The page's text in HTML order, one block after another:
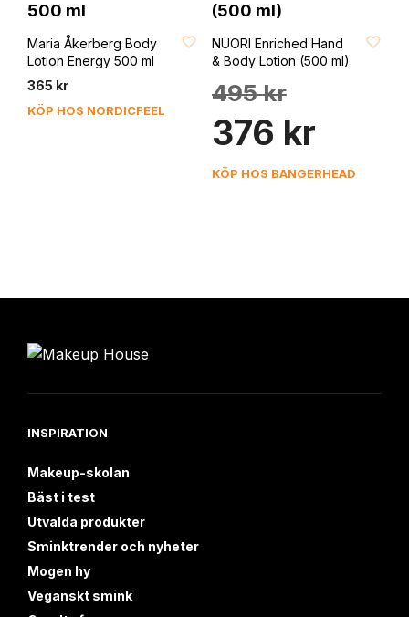
Maria Åkerberg Body
Lotion Energy 500 ml
365 kr
KÖP HOS NORDICFEEL
NUORI Enriched Hand
& Body Lotion (500 ml)
495kr
priset
var:
376 krnuvarande
är:
KÖP HOS BANGERHEAD
INSPIRATION
Makeup-skolan
Bäst i test
Utvalda produkter
Sminktrender och nyheter
Mogen hy
Veganskt smink